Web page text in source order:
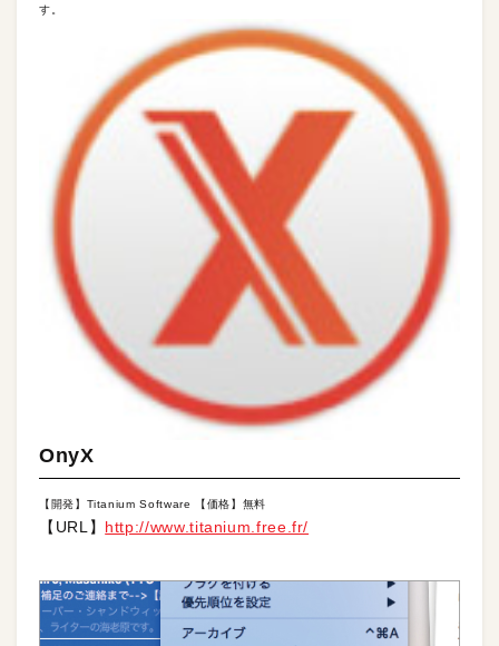
す。
OnyX
【開発】Titanium Software 【価格】無料
【URL】 http://www.titanium.free.fr/